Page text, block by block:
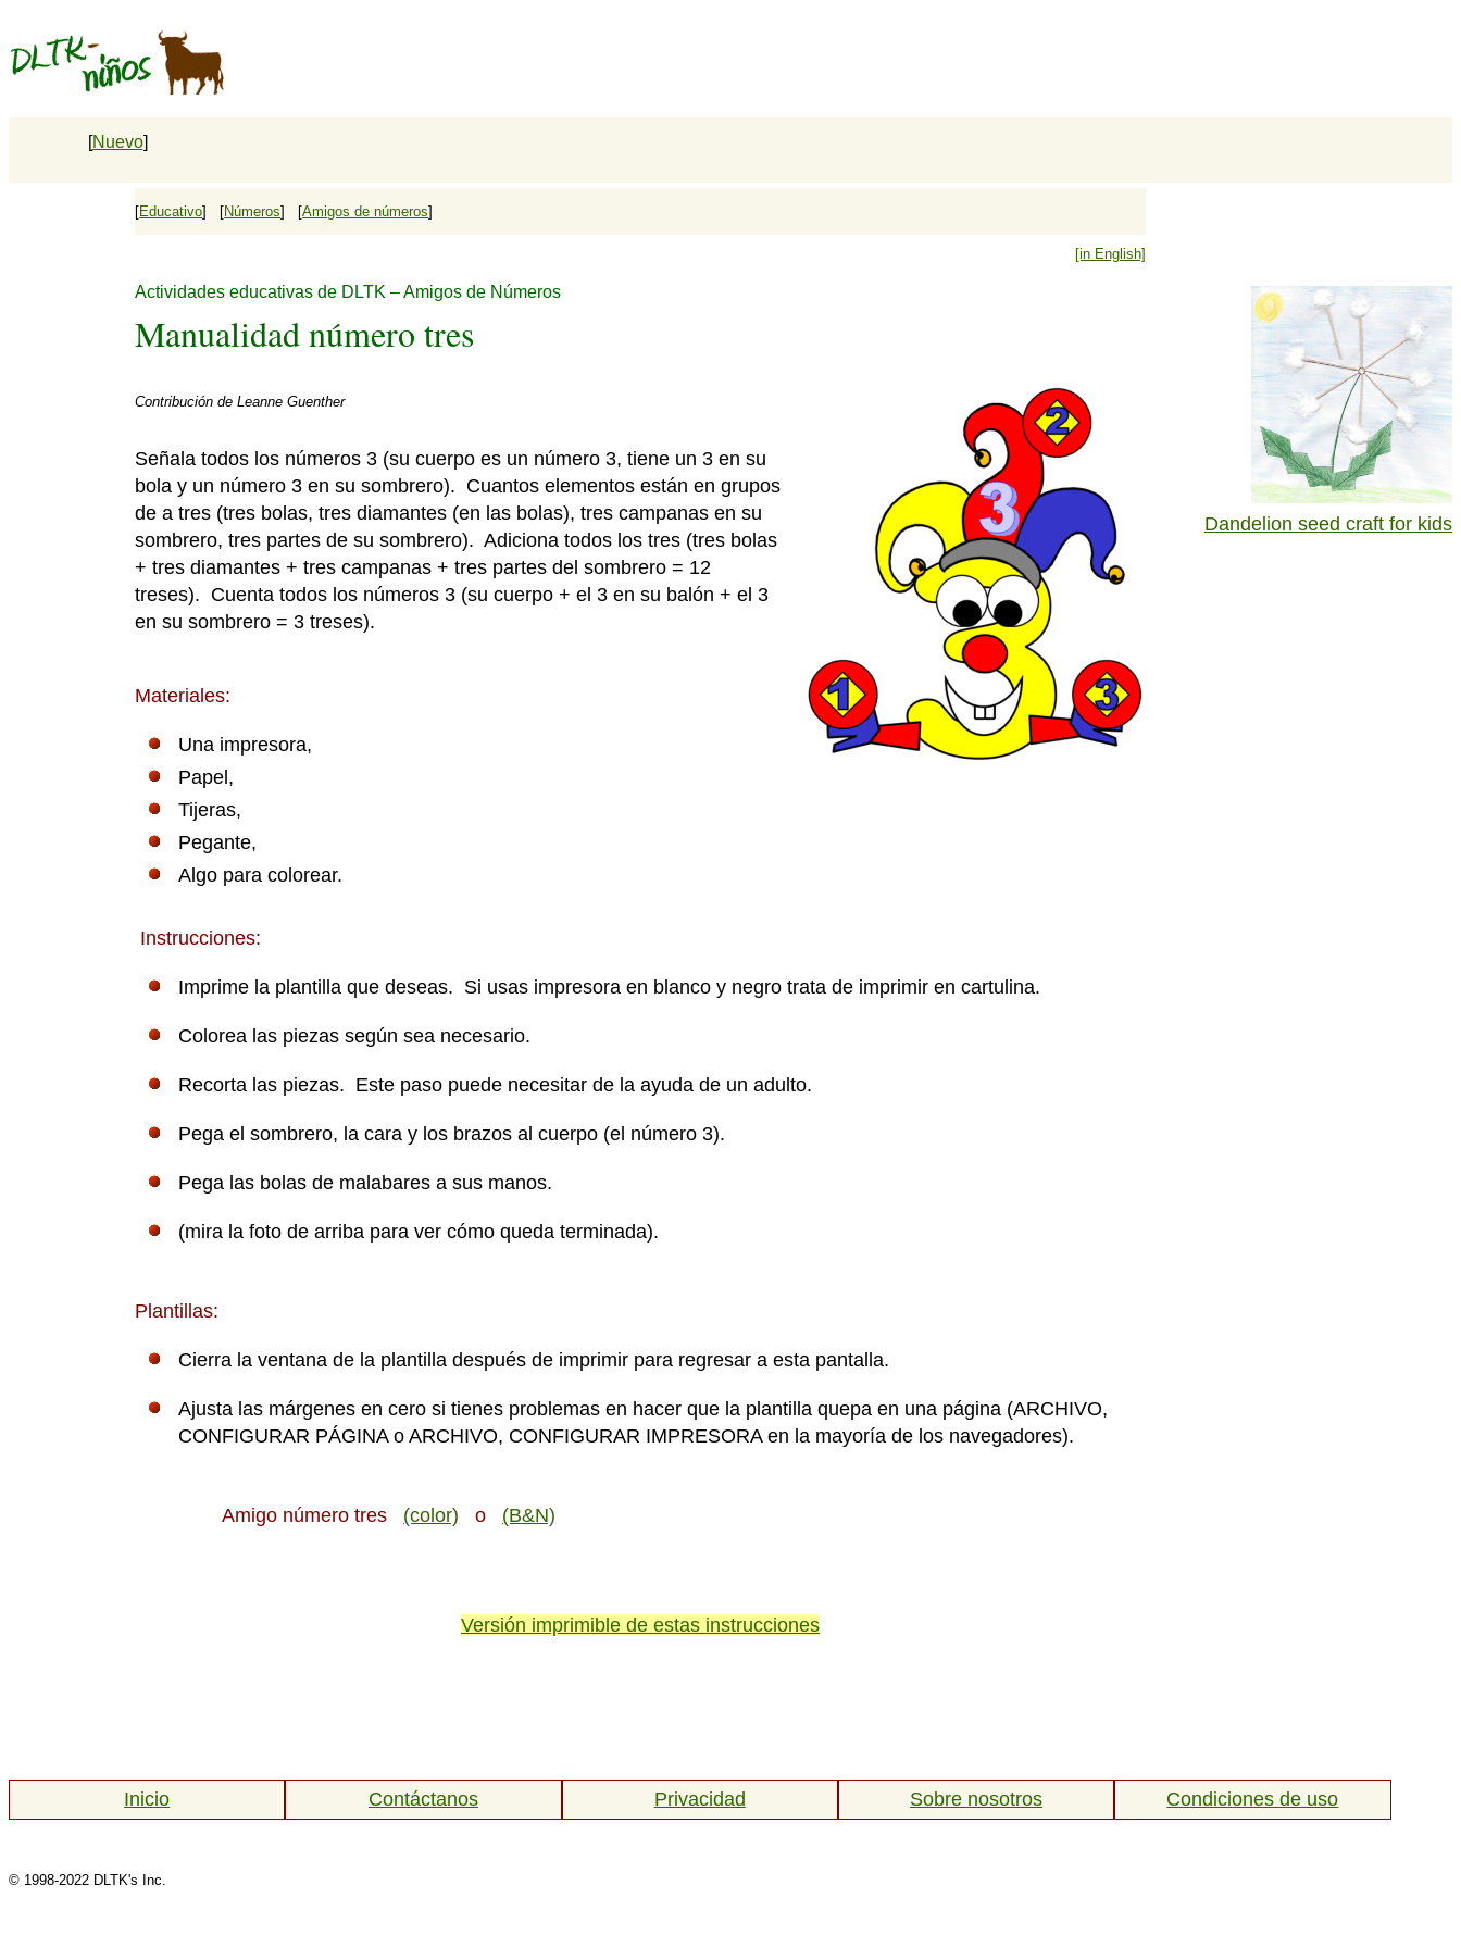
[Nuevo]
[Educativo] [Números] [Amigos de números]
[in English]
Actividades educativas de DLTK – Amigos de Números
Manualidad número tres
Contribución deLeanne Guenther
Señala todos los números 3 (su cuerpo es un número 3, tiene un 3 en su
bola y un número 3 en su sombrero). Cuantos elementos están en grupos
de a tres (tres bolas, tres diamantes (en las bolas), tres campanas en su
sombrero, tres partes de su sombrero). Adiciona todos los tres (tres bolas
+ tres diamantes + tres campanas + tres partes del sombrero = 12
treses). Cuenta todos los números 3 (su cuerpo + el 3 en su balón + el 3
en su sombrero = 3 treses).
Materiales:
Una impresora,
Papel,
Tijeras,
Pegante,
Algo para colorear.
Instrucciones:
Imprime la plantilla que deseas. Si usas impresora en blanco y negro trata de imprimir en cartulina.
Colorea las piezas según sea necesario.
Recorta las piezas. Este paso puede necesitar de la ayuda de un adulto.
Pega el sombrero, la cara y los brazos al cuerpo (el número 3).
Pega las bolas de malabares a sus manos.
(mira la foto de arriba para ver cómo queda terminada).
Plantillas:
Cierra la ventana de la plantilla después de imprimir para regresar a esta pantalla.
Ajusta las márgenes en cero si tienes problemas en hacer que la plantilla quepa en una página (ARCHIVO,
CONFIGURAR PÁGINA o ARCHIVO, CONFIGURAR IMPRESORA en la mayoría de los navegadores).
Amigo número tres (color) o (B&N)
Versión imprimible de estas instrucciones
Dandelion seed craft for kids
Inicio Contáctanos Privacidad Sobre nosotros Condiciones de uso
© 1998-2022 DLTK's Inc.